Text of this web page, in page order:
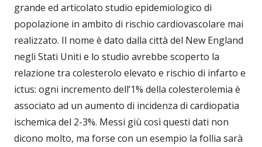
grande ed articolato studio epidemiologico di
popolazione in ambito di rischio cardiovascolare mai
realizzato. Il nome è dato dalla città del New England
negli Stati Uniti e lo studio avrebbe scoperto la
relazione tra colesterolo elevato e rischio di infarto e
ictus: ogni incremento dell’1% della colesterolemia è
associato ad un aumento di incidenza di cardiopatia
ischemica del 2-3%. Messi giù così questi dati non
dicono molto, ma forse con un esempio la follia sarà